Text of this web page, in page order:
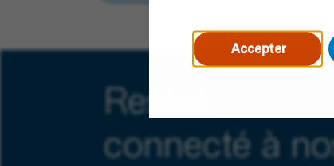
Accepter
Restez
connecté à